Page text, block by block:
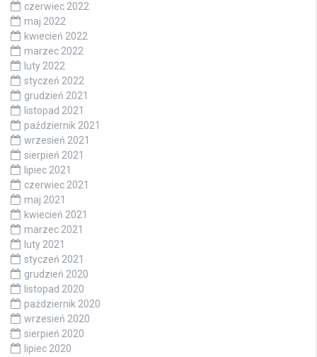
czerwiec 2022
maj 2022
kwiecień 2022
marzec 2022
luty 2022
styczeń 2022
grudzień 2021
listopad 2021
październik 2021
wrzesień 2021
sierpień 2021
lipiec 2021
czerwiec 2021
maj 2021
kwiecień 2021
marzec 2021
luty 2021
styczeń 2021
grudzień 2020
listopad 2020
październik 2020
wrzesień 2020
sierpień 2020
lipiec 2020